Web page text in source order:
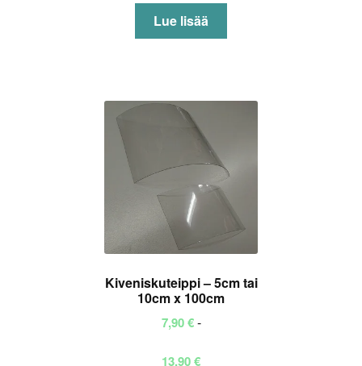
Lue lisää
Kiveniskuteippi – 5cm tai
10cm x 100cm
7,90€ -
13,90€Hintaluokka: